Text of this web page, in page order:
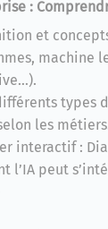
:
et
machine
types
les
interactif :
l’IA peut